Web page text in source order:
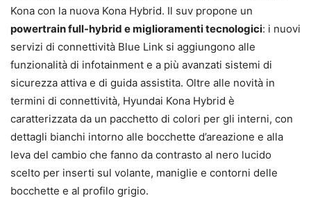
Kona con la nuova Kona Hybrid. Il suv propone un
powertrain full-hybrid e miglioramenti tecnologici: i nuovi
servizi di connettività Blue Link si aggiungono alle
funzionalità di infotainment e a più avanzati sistemi di
sicurezza attiva e di guida assistita. Oltre alle novità in
termini di connettività, Hyundai Kona Hybrid è
caratterizzata da un pacchetto di colori per gli interni, con
dettagli bianchi intorno alle bocchette d’areazione e alla
leva del cambio che fanno da contrasto al nero lucido
scelto per inserti sul volante, maniglie e contorni delle
bocchette e al profilo grigio.